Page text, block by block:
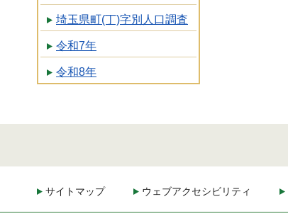
埼玉県町(丁)字別人口調査
令和7年
令和8年
サイトマップ ウェブアクセシビリティ